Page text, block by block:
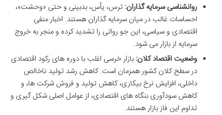
روانشناسی سرمایه گذاران: ترس، یأس، بدبینی و حتی «وحشت»،
احساسات غالب در میان سرمایه گذاران هستند. اخبار منفی
اقتصادی و سیاسی، این جو روانی را تشدید کرده و منجر به خروج
سرمایه از بازار می شود.
وضعیت اقتصاد کلان: بازار خرسی اغلب با دوره های رکود اقتصادی
در سطح کلان کشور همزمان است. کاهش رشد تولید ناخالص
داخلی، افزایش نرخ بیکاری، کاهش تولید و فروش شرکت ها، و
کاهش سودآوری بنگاه های اقتصادی، از عوامل اصلی شکل گیری و
تداوم این فاز بازار هستند.